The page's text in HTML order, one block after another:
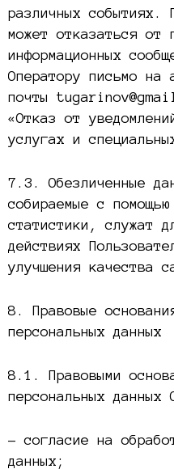
различных событиях.
может отказаться от
информационных
Оператору письмо на
почты
«Отказ от
услугах и
7.3. Обезличенные
собираемые с
статистики, служат
действиях
улучшения качества
8. Правовые
персональных данных
8.1. Правовыми
персональных данных
– согласие на
данных;